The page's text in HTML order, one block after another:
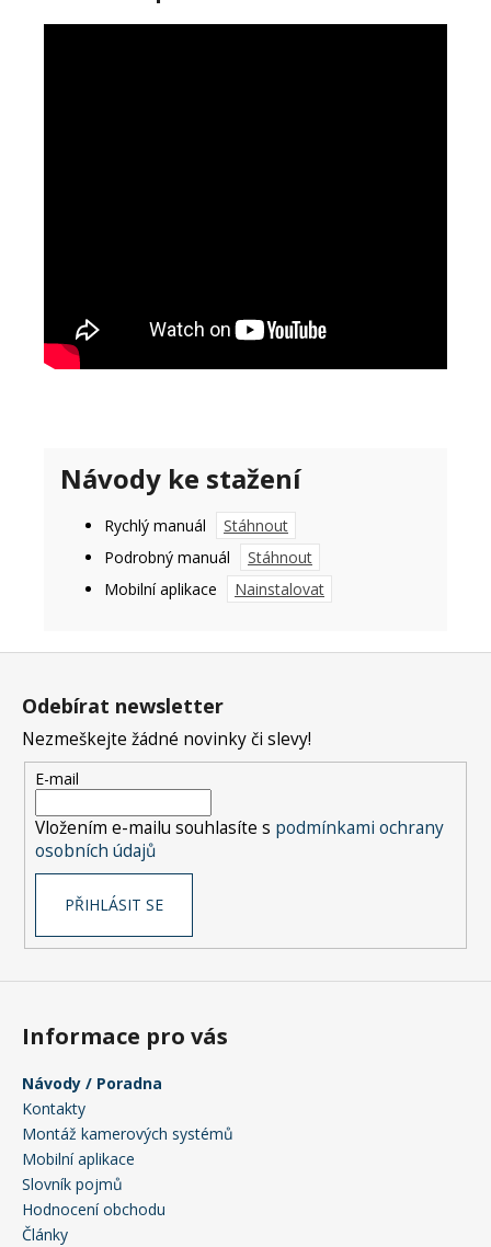
Návody ke stažení
Rychlý manuál
Stáhnout
Podrobný manuál
Stáhnout
Mobilní aplikace
Nainstalovat
Z
Odebírat newsletter
Nezmeškejte žádné novinky či slevy!
E-mail
Vložením e-mailu souhlasíte s podmínkami ochrany
osobních údajů
PŘIHLÁSIT SE
Informace pro vás
Návody / Poradna
Kontakty
Montáž kamerových systémů
Mobilní aplikace
Slovník pojmů
Hodnocení obchodu
Články